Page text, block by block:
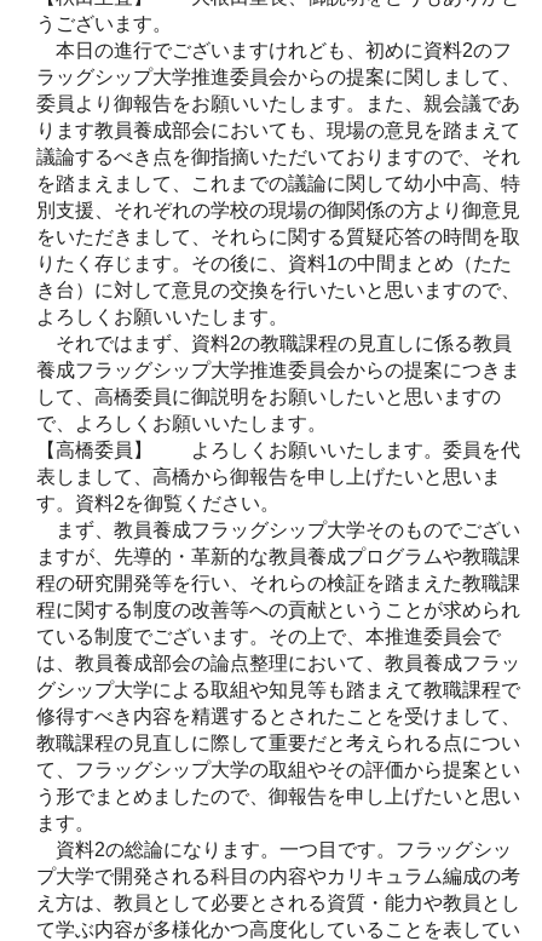
うございます。
本日の進行でございますけれども、初めに資料2のフ
ラッグシップ大学推進委員会からの提案に関しまして、
委員より御報告をお願いいたします。また、親会議であ
ります教員養成部会においても、現場の意見を踏まえて
議論するべき点を御指摘いただいておりますので、それ
を踏まえまして、これまでの議論に関して幼小中高、特
別支援、それぞれの学校の現場の御関係の方より御意見
をいただきまして、それらに関する質疑応答の時間を取
りたく存じます。その後に、資料1の中間まとめ（たた
き台）に対して意見の交換を行いたいと思いますので、
よろしくお願いいたします。
それではまず、資料2の教職課程の見直しに係る教員
養成フラッグシップ大学推進委員会からの提案につきま
して、高橋委員に御説明をお願いしたいと思いますの
で、よろしくお願いいたします。
【高橋委員】 よろしくお願いいたします。委員を代
表しまして、高橋から御報告を申し上げたいと思いま
す。資料2を御覧ください。
まず、教員養成フラッグシップ大学そのものでござい
ますが、先導的・革新的な教員養成プログラムや教職課
程の研究開発等を行い、それらの検証を踏まえた教職課
程に関する制度の改善等への貢献ということが求められ
ている制度でございます。その上で、本推進委員会で
は、教員養成部会の論点整理において、教員養成フラッ
グシップ大学による取組や知見等も踏まえて教職課程で
修得すべき内容を精選するとされたことを受けまして、
教職課程の見直しに際して重要だと考えられる点につい
て、フラッグシップ大学の取組やその評価から提案とい
う形でまとめましたので、御報告を申し上げたいと思い
ます。
資料2の総論になります。一つ目です。フラッグシッ
プ大学で開発される科目の内容やカリキュラム編成の考
え方は、教員として必要とされる資質・能力や教員とし
て学ぶ内容が多様化かつ高度化していることを表してい